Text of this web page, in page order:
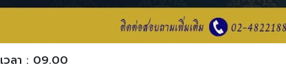
เวลา : 09.00